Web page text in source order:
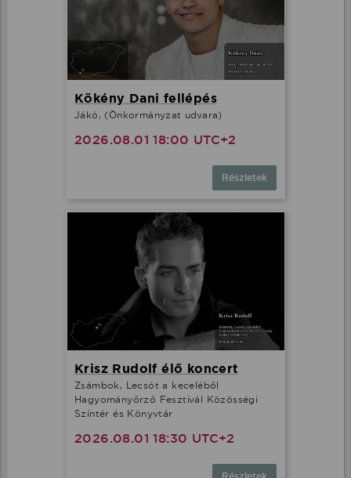
Kökény Dani fellépés
Jákó, (Önkormányzat udvara)
2026.08.01 18:00 UTC+2
Részletek
Krisz Rudolf élő koncert
Zsámbok, Lecsót a keceléből
Hagyományőrző Fesztivál Közösségi
Színtér és Könyvtár
2026.08.01 18:30 UTC+2